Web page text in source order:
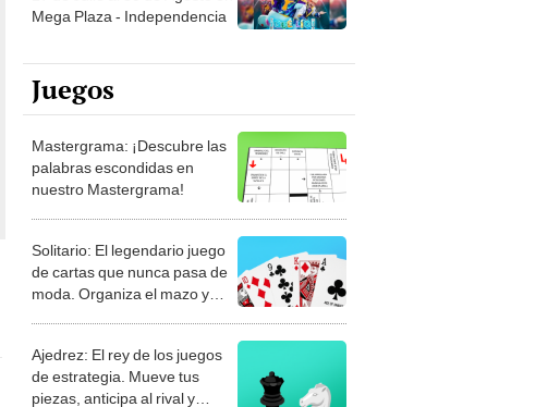
Mega Plaza - Independencia
Juegos
Mastergrama: ¡Descubre las
palabras escondidas en
nuestro Mastergrama!
Solitario: El legendario juego
de cartas que nunca pasa de
moda. Organiza el mazo y
Ajedrez: El rey de los juegos
de estrategia. Mueve tus
piezas, anticipa al rival y